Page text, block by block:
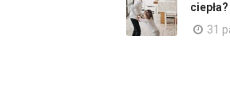
ciepła?
31